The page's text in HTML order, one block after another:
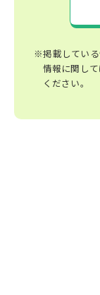
※掲載している
情報に関し
ください。